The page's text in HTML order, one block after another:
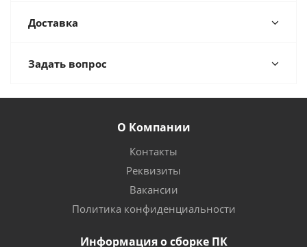
Доставка
Задать вопрос
О Компании
Контакты
Реквизиты
Вакансии
Политика конфиденциальности
Информация о сборке ПК